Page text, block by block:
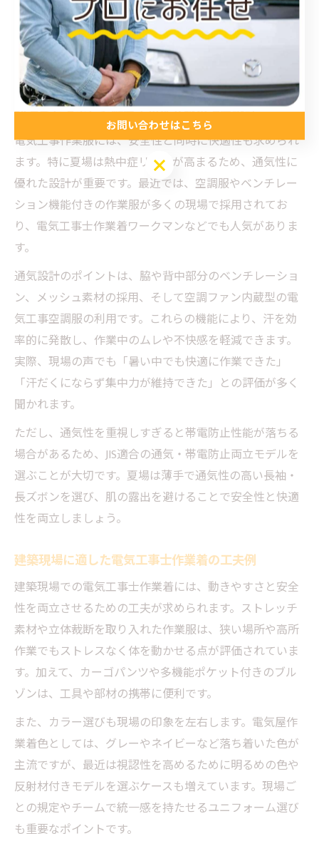
靴、手袋にも帯電防止性能を持つ製品を選ぶことが望ま
しいです。また、洗濯やメンテナンス時に柔軟剤を使用
しすぎると帯電防止機能が低下する場合があるため、定
期的な性能確認と正しいケアが重要です。
快適さを追求した電気工事作業服の通気設計
電気工事作業服には、安全性と同時に快適性も求められ
ます。特に夏場は熱中症リスクが高まるため、通気性に
優れた設計が重要です。最近では、空調服やベンチレー
ション機能付きの作業服が多くの現場で採用されてお
り、電気工事士作業着ワークマンなどでも人気がありま
す。
通気設計のポイントは、脇や背中部分のベンチレーショ
ン、メッシュ素材の採用、そして空調ファン内蔵型の電
気工事空調服の利用です。これらの機能により、汗を効
率的に発散し、作業中のムレや不快感を軽減できます。
実際、現場の声でも「暑い中でも快適に作業できた」
「汗だくにならず集中力が維持できた」との評価が多く
聞かれます。
ただし、通気性を重視しすぎると帯電防止性能が落ちる
場合があるため、JIS適合の通気・帯電防止両立モデルを
選ぶことが大切です。夏場は薄手で通気性の高い長袖・
長ズボンを選び、肌の露出を避けることで安全性と快適
性を両立しましょう。
建築現場に適した電気工事士作業着の工夫例
建築現場での電気工事士作業着には、動きやすさと安全
性を両立させるための工夫が求められます。ストレッチ
素材や立体裁断を取り入れた作業服は、狭い場所や高所
作業でもストレスなく体を動かせる点が評価されていま
す。加えて、カーゴパンツや多機能ポケット付きのブル
ゾンは、工具や部材の携帯に便利です。
また、カラー選びも現場の印象を左右します。電気屋作
業着色としては、グレーやネイビーなど落ち着いた色が
主流ですが、最近は視認性を高めるために明るめの色や
反射材付きモデルを選ぶケースも増えています。現場ご
との規定やチームで統一感を持たせるユニフォーム選び
も重要なポイントです。
お問い合わせはこちら
お問い合わせはこちら